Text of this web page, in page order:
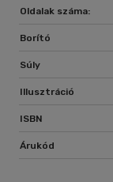
Oldalak száma:
Borító
Súly
Illusztráció
ISBN
Árukód